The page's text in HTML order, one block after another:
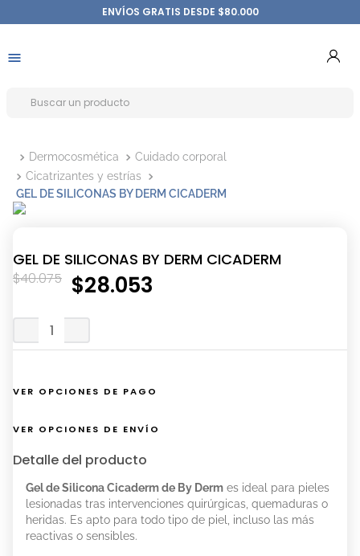
ENVÍOS GRATIS DESDE $80.000
Dermocosmética
Cuidado corporal
Cicatrizantes y estrías
GEL DE SILICONAS BY DERM CICADERM
GEL DE SILICONAS BY DERM CICADERM
$40.075 $28.053
VER OPCIONES DE PAGO
VER OPCIONES DE ENVÍO
Detalle del producto
Gel de Silicona Cicaderm de By Derm es ideal para pieles
lesionadas tras intervenciones quirúrgicas, quemaduras o
heridas. Es apto para todo tipo de piel, incluso las más
reactivas o sensibles.